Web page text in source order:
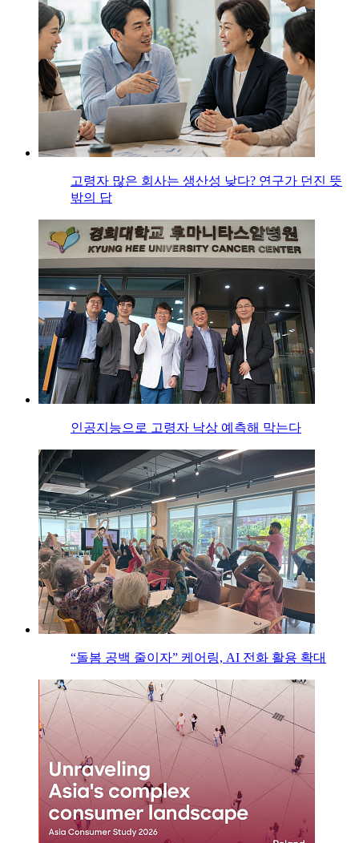
고령자 많은 회사는 생산성 낮다? 연구가 던진 뜻
밖의 답
인공지능으로 고령자 낙상 예측해 막는다
“돌봄 공백 줄이자” 케어링, AI 전화 활용 확대